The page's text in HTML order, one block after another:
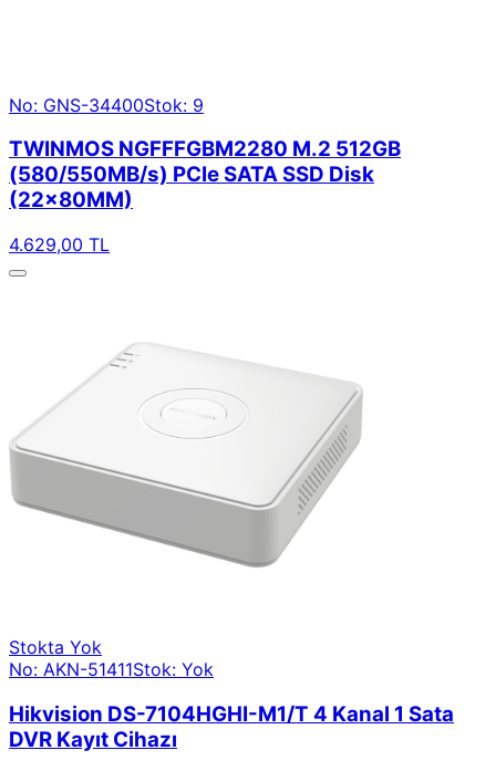
No: GNS-34400Stok: 9
TWINMOS NGFFFGBM2280 M.2 512GB
(580/550MB/s) PCIe SATA SSD Disk
(22x80MM)
4.629,00 TL
Stokta Yok
No: AKN-51411Stok: Yok
Hikvision DS-7104HGHI-M1/T 4 Kanal 1 Sata
DVR Kayıt Cihazı